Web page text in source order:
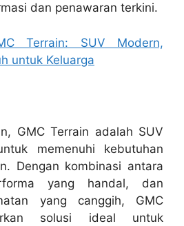
dan penawaran terkini.
Terrain: SUV Modern,
untuk Keluarga
GMC Terrain adalah SUV
memenuhi kebutuhan
Dengan kombinasi antara
yang handal, dan
yang canggih, GMC
solusi ideal untuk